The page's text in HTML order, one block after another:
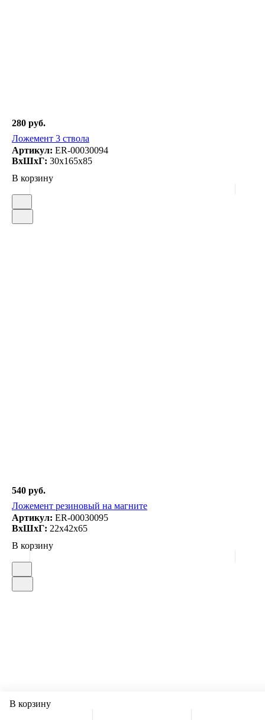
В корзину
280 руб.
Ложемент 3 ствола
Артикул: ER-00030094
ВxШxГ: 30x165x85
В корзину
540 руб.
Ложемент резиновый на магните
Артикул: ER-00030095
ВxШxГ: 22x42x65
В корзину